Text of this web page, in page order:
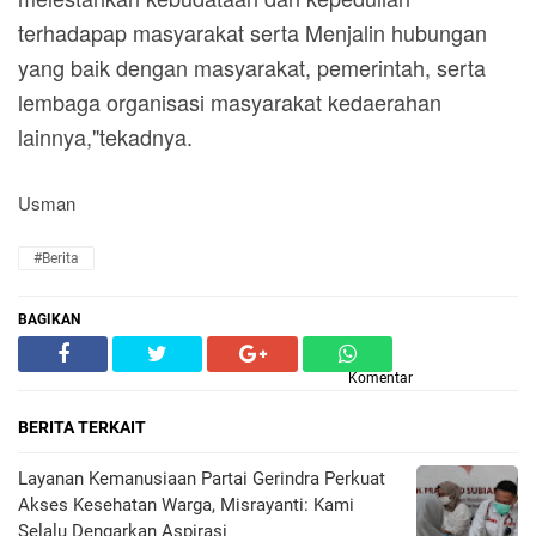
terhadapap masyarakat serta Menjalin hubungan
yang baik dengan masyarakat, pemerintah, serta
lembaga organisasi masyarakat kedaerahan
lainnya,"tekadnya.
Usman
#Berita
BAGIKAN
Komentar
BERITA TERKAIT
Layanan Kemanusiaan Partai Gerindra Perkuat
Akses Kesehatan Warga, Misrayanti: Kami
Selalu Dengarkan Aspirasi